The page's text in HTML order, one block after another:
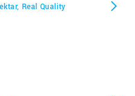
Real Quality